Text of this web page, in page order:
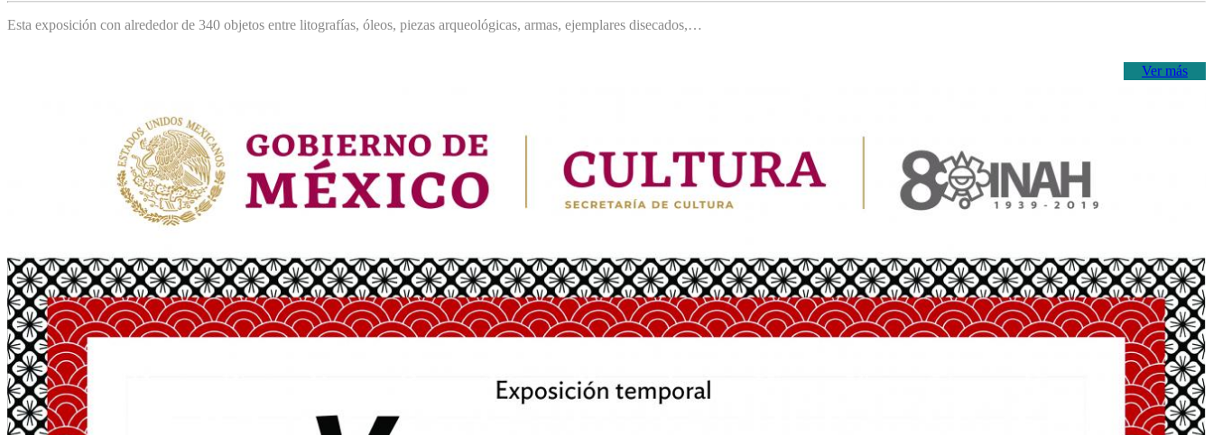
Esta exposición con alrededor de 340 objetos entre litografías, óleos, piezas arqueológicas, armas, ejemplares disecados,…
Ver más